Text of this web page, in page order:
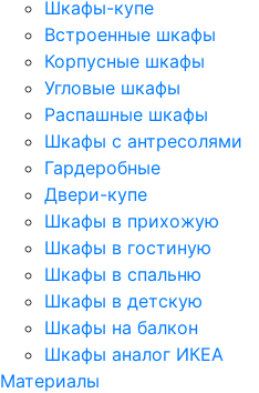
Шкафы-купе
Встроенные шкафы
Корпусные шкафы
Угловые шкафы
Распашные шкафы
Шкафы с антресолями
Гардеробные
Двери-купе
Шкафы в прихожую
Шкафы в гостиную
Шкафы в спальню
Шкафы в детскую
Шкафы на балкон
Шкафы аналог ИКЕА
Материалы